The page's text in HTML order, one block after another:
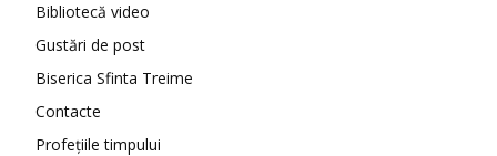
Bibliotecă video
Gustări de post
Biserica Sfinta Treime
Contacte
Profețiile timpului